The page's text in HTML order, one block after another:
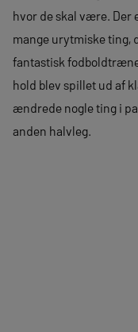
hvor de skal være. Der
mange urytmiske ting,
fantastisk
hold blev spillet ud af
ændrede nogle ting i
anden halvleg.